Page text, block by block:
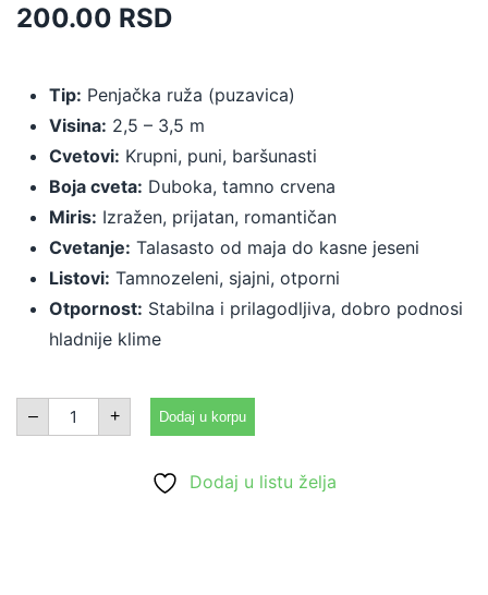
200.00 RSD
Tip: Penjačka ruža (puzavica)
Visina: 2,5 – 3,5 m
Cvetovi: Krupni, puni, baršunasti
Boja cveta: Duboka, tamno crvena
Miris: Izražen, prijatan, romantičan
Cvetanje: Talasasto od maja do kasne jeseni
Listovi: Tamnozeleni, sjajni, otporni
Otpornost: Stabilna i prilagodljiva, dobro podnosi
hladnije klime
– Don
Žuan
količina
+ Dodaj u korpu
Dodaj u listu želja